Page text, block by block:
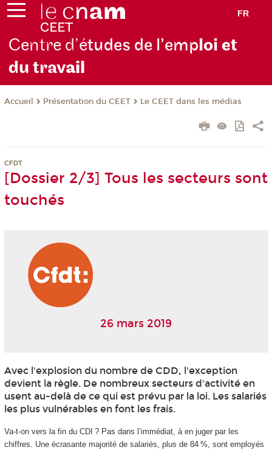
FR
Centre d’études de l’emploi et
du travail
Accueil Présentation du CEET Le CEET dans les médias
CFDT
[Dossier 2/3] Tous les secteurs sont
touchés
26 mars 2019
Avec l'explosion du nombre de CDD, l'exception
devient la règle. De nombreux secteurs d'activité en
usent au-delà de ce qui est prévu par la loi. Les salariés
les plus vulnérables en font les frais.
Va-t-on vers la fin du CDI ? Pas dans l’immédiat, à en juger par les
chiffres. Une écrasante majorité de salariés, plus de 84 %, sont employés